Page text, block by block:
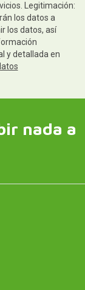
Legitimación:
los datos a
los datos, así
y detallada en
nada a